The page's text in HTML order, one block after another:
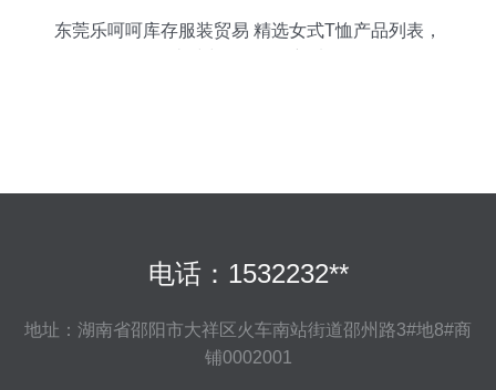
东莞乐呵呵库存服装贸易 精选女式T恤产品列表，
电话：1532232**
地址：湖南省邵阳市大祥区火车南站街道邵州路3#地8#商
铺0002001